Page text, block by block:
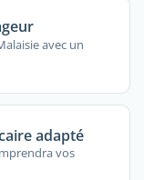
avec un
adapté
vos